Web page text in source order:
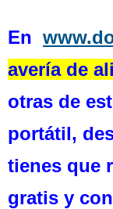
En
avería de
otras de
portátil,
tienes que
gratis y